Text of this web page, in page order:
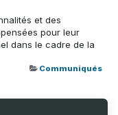
et des
pour leur
dans le cadre de la
Communiqués